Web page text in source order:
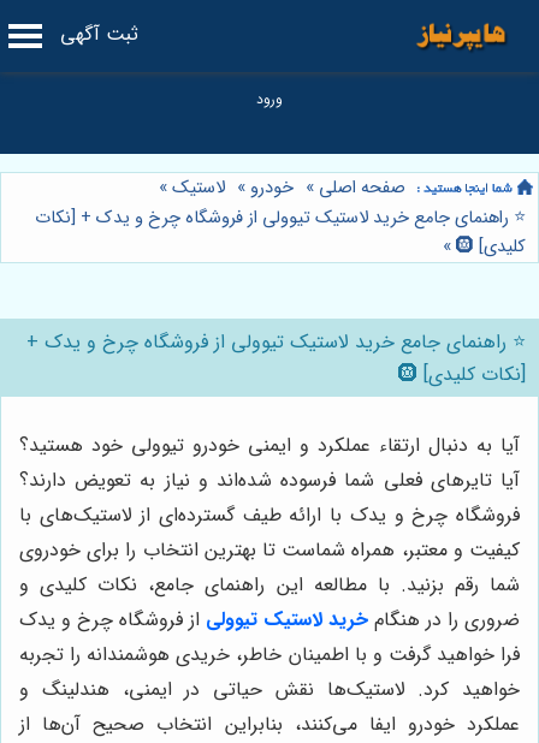
ثبت آگهی
صفحه اصلی » خودرو » لاستیک»
⭐️ راهنمای جامع خرید لاستیک تیوولی از فروشگاه چرخ و یدک + [نکات
کلیدی] 🛞
»
⭐️ راهنمای جامع خرید لاستیک تیوولی از فروشگاه چرخ و یدک +
[نکات کلیدی] 🛞
آیا به دنبال ارتقاء عملکرد و ایمنی خودرو تیوولی خود هستید؟
آیا تایرهای فعلی شما فرسوده شده‌اند و نیاز به تعویض دارند؟
فروشگاه چرخ و یدک با ارائه طیف گسترده‌ای از لاستیک‌های با
کیفیت و معتبر، همراه شماست تا بهترین انتخاب را برای خودروی
شما رقم بزنید. با مطالعه این راهنمای جامع، نکات کلیدی و
ضروری را در هنگام خرید لاستیک تیوولی از فروشگاه چرخ و یدک
فرا خواهید گرفت و با اطمینان خاطر، خریدی هوشمندانه را تجربه
خواهید کرد. لاستیک‌ها نقش حیاتی در ایمنی، هندلینگ و
عملکرد خودرو ایفا می‌کنند، بنابراین انتخاب صحیح آن‌ها از